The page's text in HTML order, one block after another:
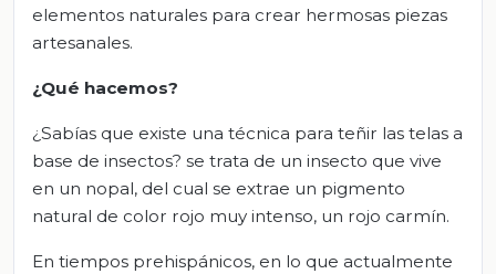
elementos naturales para crear hermosas piezas
artesanales.
¿Qué hacemos?
¿Sabías que existe una técnica para teñir las telas a
base de insectos? se trata de un insecto que vive
en un nopal, del cual se extrae un pigmento
natural de color rojo muy intenso, un rojo carmín.
En tiempos prehispánicos, en lo que actualmente